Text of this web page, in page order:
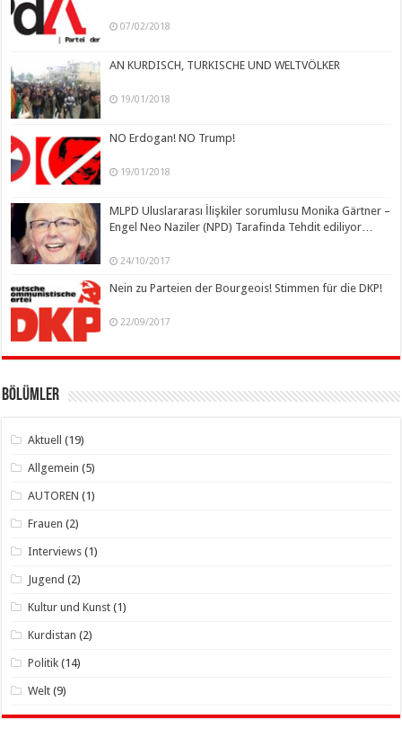
07/02/2018
AN KURDISCH, TURKISCHE UND WELTVÖLKER
19/01/2018
NO Erdogan! NO Trump!
19/01/2018
MLPD Uluslararası İlişkiler sorumlusu Monika Gärtner –
Engel Neo Naziler (NPD) Tarafinda Tehdit ediliyor…
24/10/2017
Nein zu Parteien der Bourgeois! Stimmen für die DKP!
22/09/2017
Bölümler
Aktuell (19)
Allgemein (5)
AUTOREN (1)
Frauen (2)
Interviews (1)
Jugend (2)
Kultur und Kunst (1)
Kurdistan (2)
Politik (14)
Welt (9)